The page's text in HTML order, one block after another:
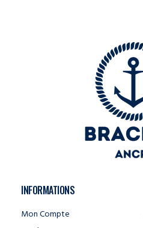
INFORMATIONS
Mon Compte